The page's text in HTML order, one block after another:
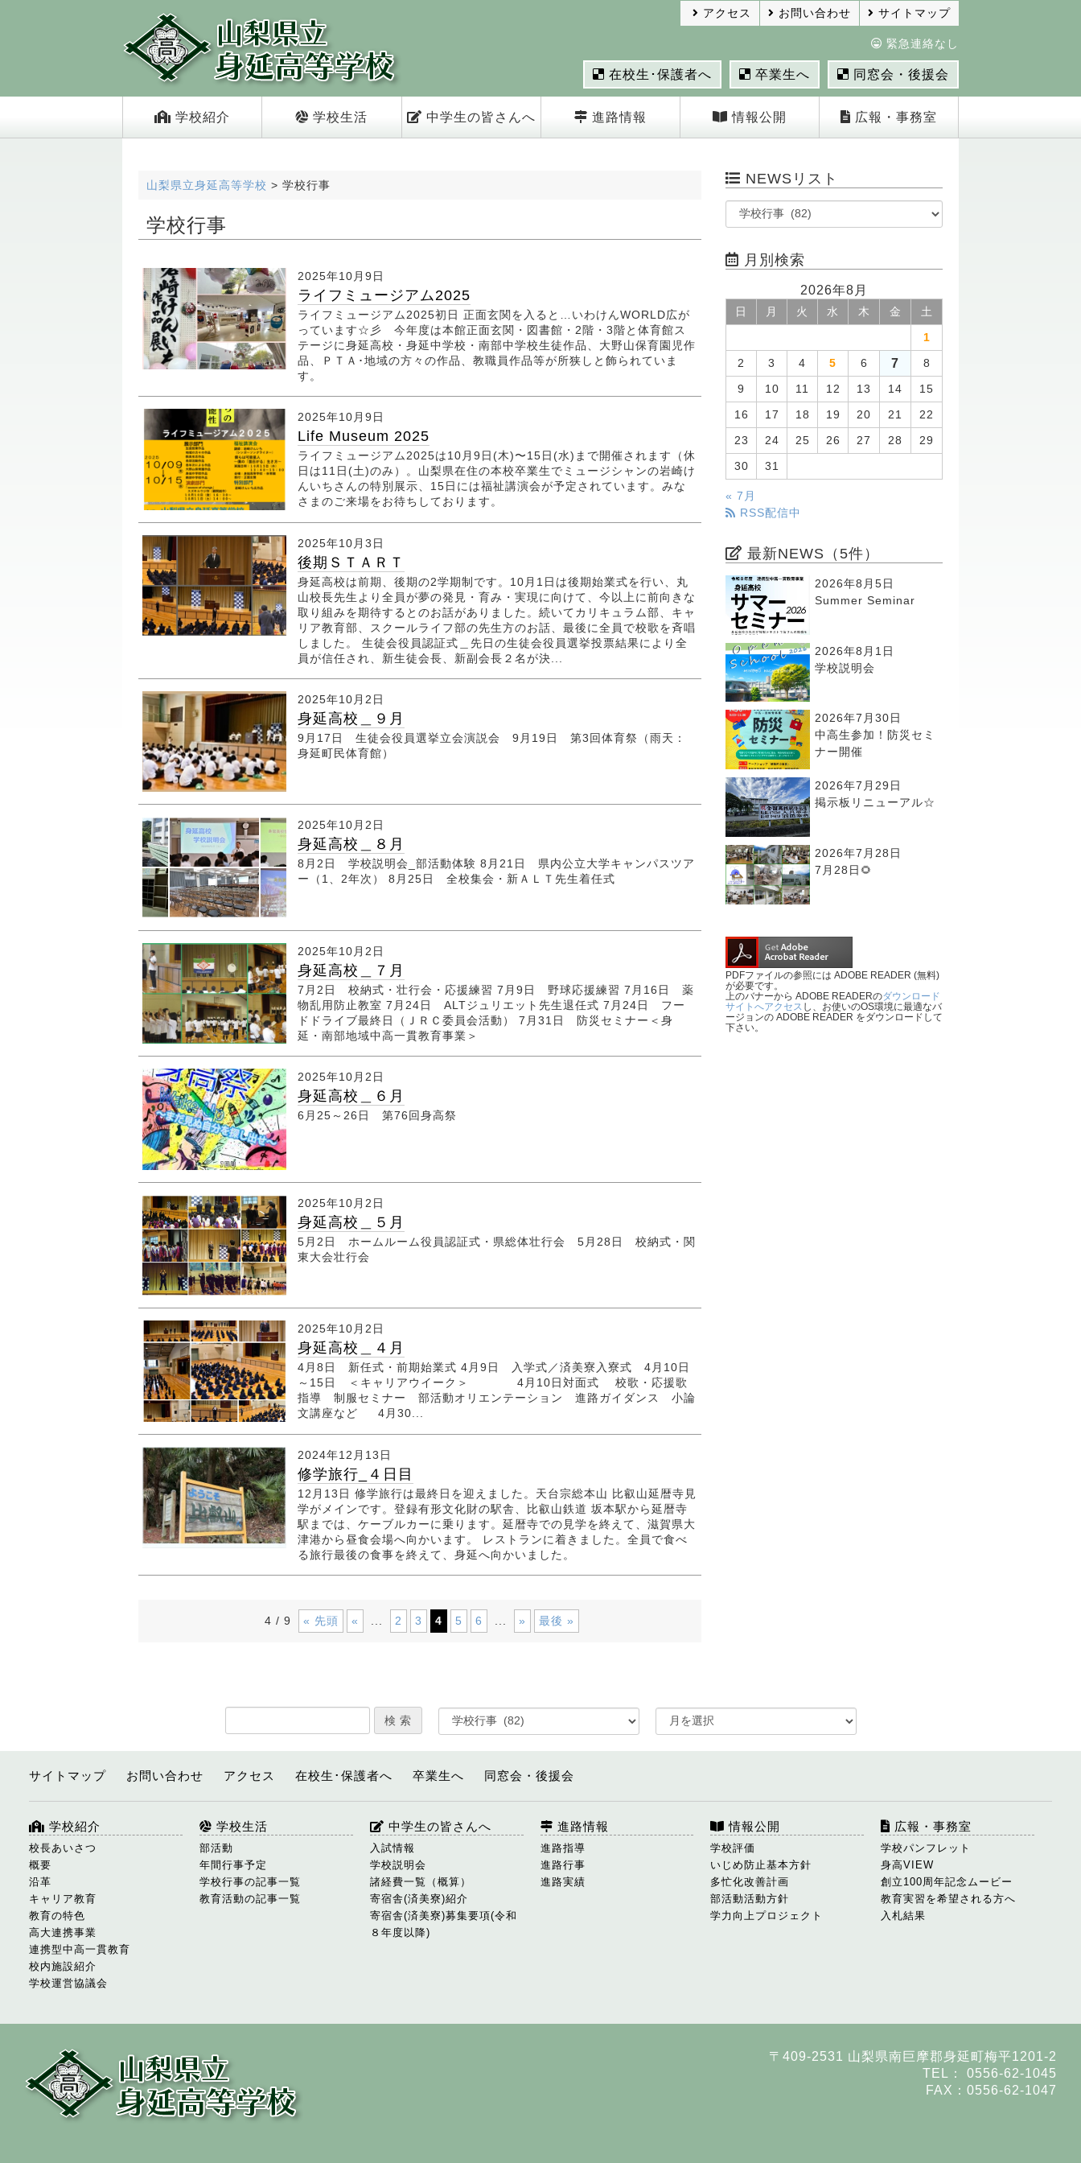
サイトマップ
お問い合わせ
アクセス
緊急連絡なし
在校生･保護者へ 卒業生へ 同窓会・後援会
学校紹介 学校生活 中学生の皆さんへ 進路情報 情報公開 広報・事務室
山梨県立身延高等学校 > 学校行事
学校行事
2025年10月9日
ライフミュージアム2025
ライフミュージアム2025初日 正面玄関を入ると…いわけんWORLD広が
っています☆彡 今年度は本館正面玄関・図書館・2階・3階と体育館ス
テージに身延高校・身延中学校・南部中学校生徒作品、大野山保育園児作
品、ＰＴＡ･地域の方々の作品、教職員作品等が所狭しと飾られていま
す。
2025年10月9日
Life Museum 2025
ライフミュージアム2025は10月9日(木)〜15日(水)まで開催されます（休
日は11日(土)のみ）。山梨県在住の本校卒業生でミュージシャンの岩崎け
んいちさんの特別展示、15日には福祉講演会が予定されています。みな
さまのご来場をお待ちしております。
2025年10月3日
後期ＳＴＡＲＴ
身延高校は前期、後期の2学期制です。10月1日は後期始業式を行い、丸
山校長先生より全員が夢の発見・育み・実現に向けて、今以上に前向きな
取り組みを期待するとのお話がありました。続いてカリキュラム部、キャ
リア教育部、スクールライフ部の先生方のお話、最後に全員で校歌を斉唱
しました。 生徒会役員認証式＿先日の生徒会役員選挙投票結果により全
員が信任され、新生徒会長、新副会長２名が決...
2025年10月2日
身延高校＿９月
9月17日 生徒会役員選挙立会演説会 9月19日 第3回体育祭（雨天：
身延町民体育館）
2025年10月2日
身延高校＿８月
8月2日 学校説明会_部活動体験 8月21日 県内公立大学キャンパスツア
ー（1、2年次） 8月25日 全校集会・新ＡＬＴ先生着任式
2025年10月2日
身延高校＿７月
7月2日 校納式・壮行会・応援練習 7月9日 野球応援練習 7月16日 薬
物乱用防止教室 7月24日 ALTジュリエット先生退任式 7月24日 フー
ドドライブ最終日（ＪＲＣ委員会活動） 7月31日 防災セミナー＜身
延・南部地域中高一貫教育事業＞
2025年10月2日
身延高校＿６月
6月25～26日 第76回身高祭
2025年10月2日
身延高校＿５月
5月2日 ホームルーム役員認証式・県総体壮行会 5月28日 校納式・関
東大会壮行会
2025年10月2日
身延高校＿４月
4月8日 新任式・前期始業式 4月9日 入学式／済美寮入寮式 4月10日
～15日 ＜キャリアウイーク＞ 4月10日対面式 校歌・応援歌
指導 制服セミナー 部活動オリエンテーション 進路ガイダンス 小論
文講座など 4月30...
2024年12月13日
修学旅行_４日目
12月13日 修学旅行は最終日を迎えました。天台宗総本山 比叡山延暦寺見
学がメインです。登録有形文化財の駅舎、比叡山鉄道 坂本駅から延暦寺
駅までは、ケーブルカーに乗ります。延暦寺での見学を終えて、滋賀県大
津港から昼食会場へ向かいます。 レストランに着きました。全員で食べ
る旅行最後の食事を終えて、身延へ向かいました。
4 / 9 « 先頭 « 2 3 4 5 6 » 最後 »
NEWSリスト
月別検索
2026年8月
日 月 火 水 木 金 土
1
2 3 4 5 6 7 8
9 10 11 12 13 14 15
16 17 18 19 20 21 22
23 24 25 26 27 28 29
30 31
« 7月
RSS配信中
最新NEWS（5件）
2026年8月5日
Summer Seminar
2026年8月1日
学校説明会
2026年7月30日
中高生参加！防災セミ
ナー開催
2026年7月29日
掲示板リニューアル☆
2026年7月28日
7月28日🌻
PDFファイルの参照には ADOBE READER (無料)
が必要です。
上のバナーから ADOBE READERのダウンロード
サイトへアクセス し、お使いのOS環境に最適なバ
ージョンの ADOBE READER をダウンロードして
下さい。
サイトマップ お問い合わせ アクセス 在校生･保護者へ 卒業生へ 同窓会・後援会
学校紹介
校長あいさつ
概要
沿革
キャリア教育
教育の特色
高大連携事業
連携型中高一貫教育
校内施設紹介
学校運営協議会
学校生活
部活動
年間行事予定
学校行事の記事一覧
教育活動の記事一覧
中学生の皆さんへ
入試情報
学校説明会
諸経費一覧（概算）
寄宿舎(済美寮)紹介
寄宿舎(済美寮)募集要項(令和
８年度以降)
進路情報
進路指導
進路行事
進路実績
情報公開
学校評価
いじめ防止基本方針
多忙化改善計画
部活動活動方針
学力向上プロジェクト
広報・事務室
学校パンフレット
身高VIEW
創立100周年記念ムービー
教育実習を希望される方へ
入札結果
〒409-2531 山梨県南巨摩郡身延町梅平1201-2
TEL： 0556-62-1045
FAX：0556-62-1047